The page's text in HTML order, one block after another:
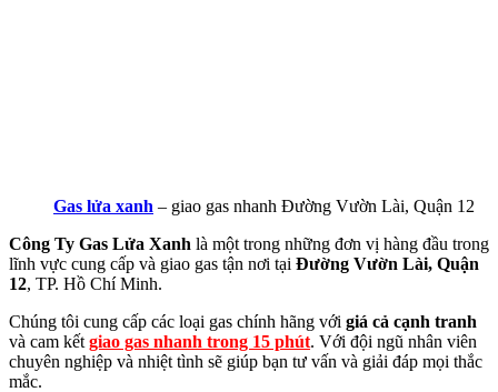
Gas lửa xanh – giao gas nhanh Đường Vườn Lài, Quận 12
Công Ty Gas Lửa Xanh là một trong những đơn vị hàng đầu trong
lĩnh vực cung cấp và giao gas tận nơi tại Đường Vườn Lài, Quận
12, TP. Hồ Chí Minh.
Chúng tôi cung cấp các loại gas chính hãng với giá cả cạnh tranh
và cam kết giao gas nhanh trong 15 phút. Với đội ngũ nhân viên
chuyên nghiệp và nhiệt tình sẽ giúp bạn tư vấn và giải đáp mọi thắc
mắc.